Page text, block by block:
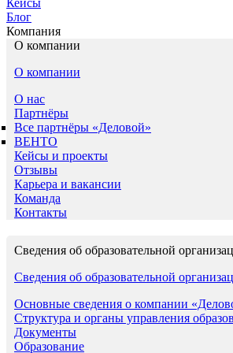
Кейсы
Блог
Компания
О компании
О компании
О нас
Партнёры
Все партнёры «Деловой»
ВЕНТО
Кейсы и проекты
Отзывы
Карьера и вакансии
Команда
Контакты
Сведения об образовательной
Сведения об образовательной
Основные сведения о компании
Структура и органы управления
Документы
Образование